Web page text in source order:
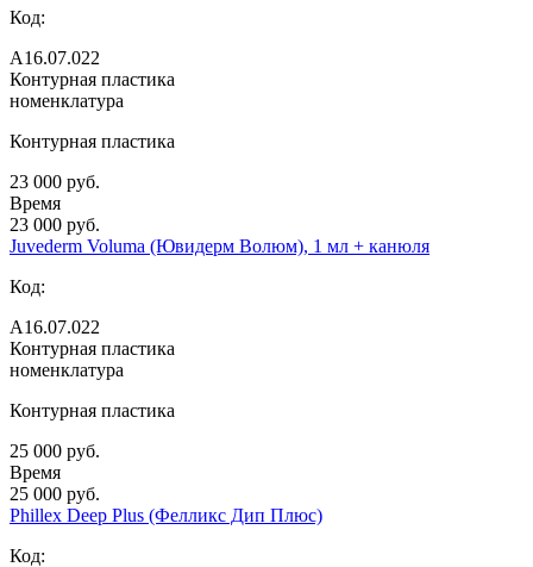
Код:
А16.07.022
Контурная пластика
номенклатура
Контурная пластика
23 000 руб.
Время
23 000 руб.
Juvederm Voluma (Ювидерм Волюм), 1 мл + канюля
Код:
А16.07.022
Контурная пластика
номенклатура
Контурная пластика
25 000 руб.
Время
25 000 руб.
Phillex Deep Plus (Фелликс Дип Плюс)
Код: